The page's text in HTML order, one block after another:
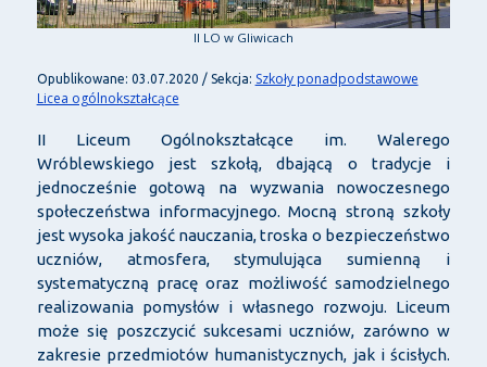
II LO w Gliwicach
Opublikowane: 03.07.2020 / Sekcja: Szkoły ponadpodstawowe
Licea ogólnokształcące
II Liceum Ogólnokształcące im. Walerego
Wróblewskiego jest szkołą, dbającą o tradycje i
jednocześnie gotową na wyzwania nowoczesnego
społeczeństwa informacyjnego. Mocną stroną szkoły
jest wysoka jakość nauczania, troska o bezpieczeństwo
uczniów, atmosfera, stymulująca sumienną i
systematyczną pracę oraz możliwość samodzielnego
realizowania pomysłów i własnego rozwoju. Liceum
może się poszczycić sukcesami uczniów, zarówno w
zakresie przedmiotów humanistycznych, jak i ścisłych.